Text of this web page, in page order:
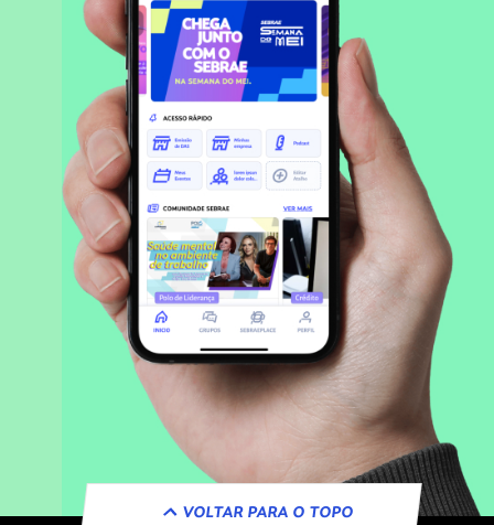
VOLTAR PARA O TOPO